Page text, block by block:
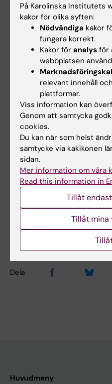
Sofia Carlssons
Vi forskar kring
konsekvenser av olika
Särskilt intresserade
diabetesformer som
diabetes hos vuxna. Vi
ESTRID-studien där vi
använder även data
studier och genomför
Redaktör:
2026-08-03
Dela
Huvudmeny
På Karolinska Institutets
kakor för olika syften:
Nödvändiga kakor
fungera korrekt.
Kakor för analys för
webbplatsen
relevant innehåll
plattformar.
Viss information kan
Genom att samtycka
cookies.
Du kan när som helst
samtycke via kakikonen
sidan.
Mer information om våra
Read this information in
Tillåt
Tillåt mina